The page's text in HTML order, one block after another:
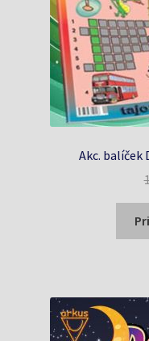
Akc. balíček